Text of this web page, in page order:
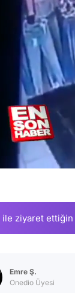
ile ziyaret ettiğin
Emre Ş.
Onedio Üyesi